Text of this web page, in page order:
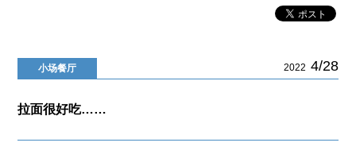
小场餐厅 2022 4/28
拉面很好吃……